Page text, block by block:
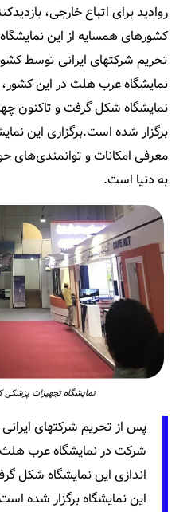
روادید برای اتباع خارجی،
کشورهای همسایه از این
تحریم شرکت­های ایرانی توسط
نمایشگاه عرب هلث در این کشور،
نمایشگاه شکل گرفت و تاکنون
برگزار شده است.برگزاری این
معرفی امکانات و توانمندی­‌های
به دنیا است.
نمایشگاه تجهیزات
پس از تحریم شرکت­های
اندازی این نمایشگاه شکل
این نمایشگاه برگزار شده